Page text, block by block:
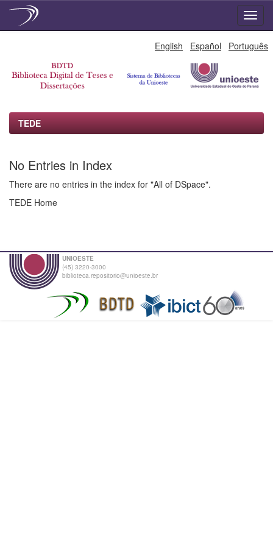
English Español Português
TEDE
No Entries in Index
There are no entries in the index for "All of DSpace".
TEDE Home
UNIOESTE
(45) 3220-3000
biblioteca.repositorio@unioeste.br